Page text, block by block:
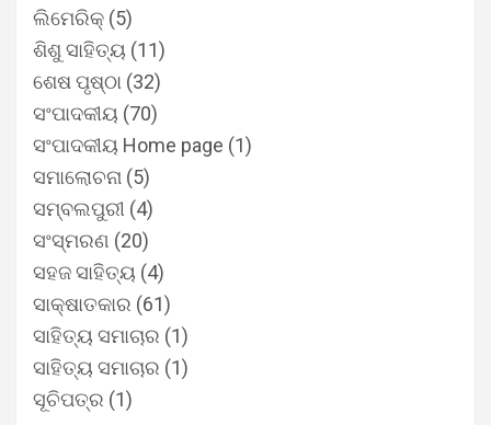
ଲିମେରିକ୍ (5)
ଶିଶୁ ସାହିତ୍ୟ (11)
ଶେଷ ପୃଷ୍ଠା (32)
ସଂପାଦକୀୟ (70)
ସଂପାଦକୀୟ Home page (1)
ସମାଲୋଚନା (5)
ସମ୍ବଲପୁରୀ (4)
ସଂସ୍ମରଣ (20)
ସହଜ ସାହିତ୍ୟ (4)
ସାକ୍ଷାତକାର (61)
ସାହିତ୍ୟ ସମାଚାର (1)
ସାହିତ୍ୟ ସମାଚାର (1)
ସୂଚିପତ୍ର (1)